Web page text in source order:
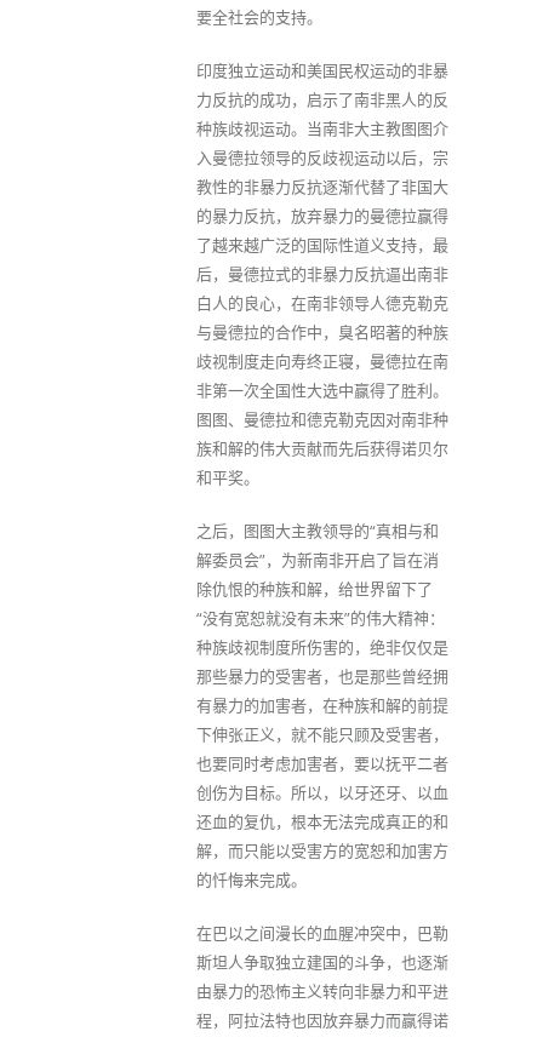
要全社会的支持。
印度独立运动和美国民权运动的非暴
力反抗的成功，启示了南非黑人的反
种族歧视运动。当南非大主教图图介
入曼德拉领导的反歧视运动以后，宗
教性的非暴力反抗逐渐代替了非国大
的暴力反抗，放弃暴力的曼德拉赢得
了越来越广泛的国际性道义支持，最
后，曼德拉式的非暴力反抗逼出南非
白人的良心，在南非领导人德克勒克
与曼德拉的合作中，臭名昭著的种族
歧视制度走向寿终正寝，曼德拉在南
非第一次全国性大选中赢得了胜利。
图图、曼德拉和德克勒克因对南非种
族和解的伟大贡献而先后获得诺贝尔
和平奖。
之后，图图大主教领导的“真相与和
解委员会”，为新南非开启了旨在消
除仇恨的种族和解，给世界留下了
“没有宽恕就没有未来”的伟大精神：
种族歧视制度所伤害的，绝非仅仅是
那些暴力的受害者，也是那些曾经拥
有暴力的加害者，在种族和解的前提
下伸张正义，就不能只顾及受害者，
也要同时考虑加害者，要以抚平二者
创伤为目标。所以，以牙还牙、以血
还血的复仇，根本无法完成真正的和
解，而只能以受害方的宽恕和加害方
的忏悔来完成。
在巴以之间漫长的血腥冲突中，巴勒
斯坦人争取独立建国的斗争，也逐渐
由暴力的恐怖主义转向非暴力和平进
程，阿拉法特也因放弃暴力而赢得诺